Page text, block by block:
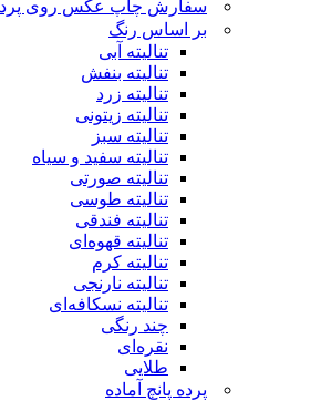
سفارش چاپ عکس روی پرده
بر اساس رنگ
تنالیته آبی
تنالیته بنفش
تنالیته زرد
تنالیته زیتونی
تنالیته سبز
تنالیته سفید و سیاه
تنالیته صورتی
تنالیته طوسی
تنالیته فندقی
تنالیته قهوه‌ای
تنالیته کرم
تنالیته نارنجی
تنالیته نسکافه‌ای
چند رنگی
نقره‌ای
طلایی
پرده پانچ آماده